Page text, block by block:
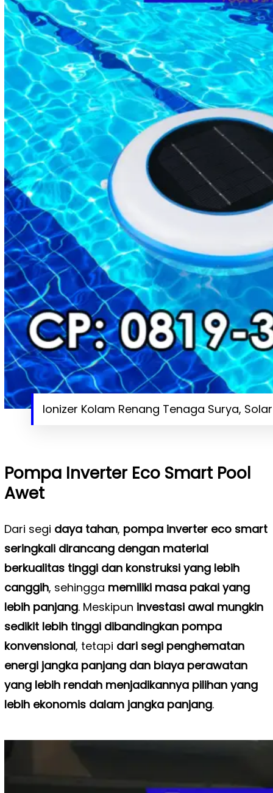
Ionizer Kolam Renang Tenaga Surya,
Pompa Inverter Eco Smart Pool
Awet
Dari segi daya tahan, pompa inverter eco smart
seringkali dirancang dengan material
berkualitas tinggi dan konstruksi yang lebih
canggih, sehingga memiliki masa pakai yang
lebih panjang. Meskipun investasi awal mungkin
sedikit lebih tinggi dibandingkan pompa
konvensional, tetapi dari segi penghematan
energi jangka panjang dan biaya perawatan
yang lebih rendah menjadikannya pilihan yang
lebih ekonomis dalam jangka panjang.